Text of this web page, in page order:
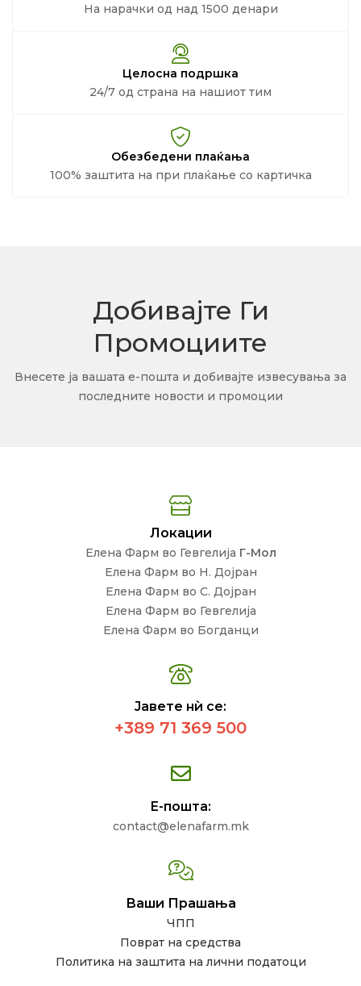
На нарачки од над 1500 денари
Целосна подршка
24/7 од страна на нашиот тим
Обезбедени плаќања
100% заштита на при плаќање со картичка
Добивајте Ги
Промоциите
Внесете ја вашата е-пошта и добивајте извесувања за
последните новости и промоции
Локации
Елена Фарм во Гевгелија Г-Мол
Елена Фарм во Н. Дојран
Елена Фарм во С. Дојран
Елена Фарм во Гевгелија
Елена Фарм во Богданци
Јавете нѝ се:
+389 71 369 500
Е-пошта:
contact@elenafarm.mk
Ваши Прашања
ЧПП
Поврат на средства
Политика на заштита на лични податоци